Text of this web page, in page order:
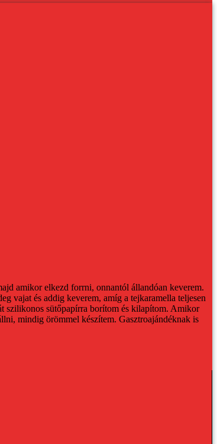
amikor elkezd forrni, onnantól állandóan keverem.
vajat és addig keverem, amíg a tejkaramella teljesen
szilikonos sütőpapírra borítom és kilapítom. Amikor
mindig örömmel készítem. Gasztroajándéknak is